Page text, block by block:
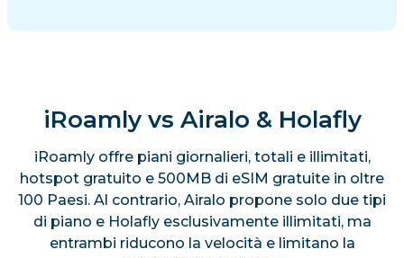
iRoamly vs Airalo & Holafly
iRoamly offre piani giornalieri, totali e illimitati,
hotspot gratuito e 500MB di eSIM gratuite in oltre
100 Paesi. Al contrario, Airalo propone solo due tipi
di piano e Holafly esclusivamente illimitati, ma
entrambi riducono la velocità e limitano la